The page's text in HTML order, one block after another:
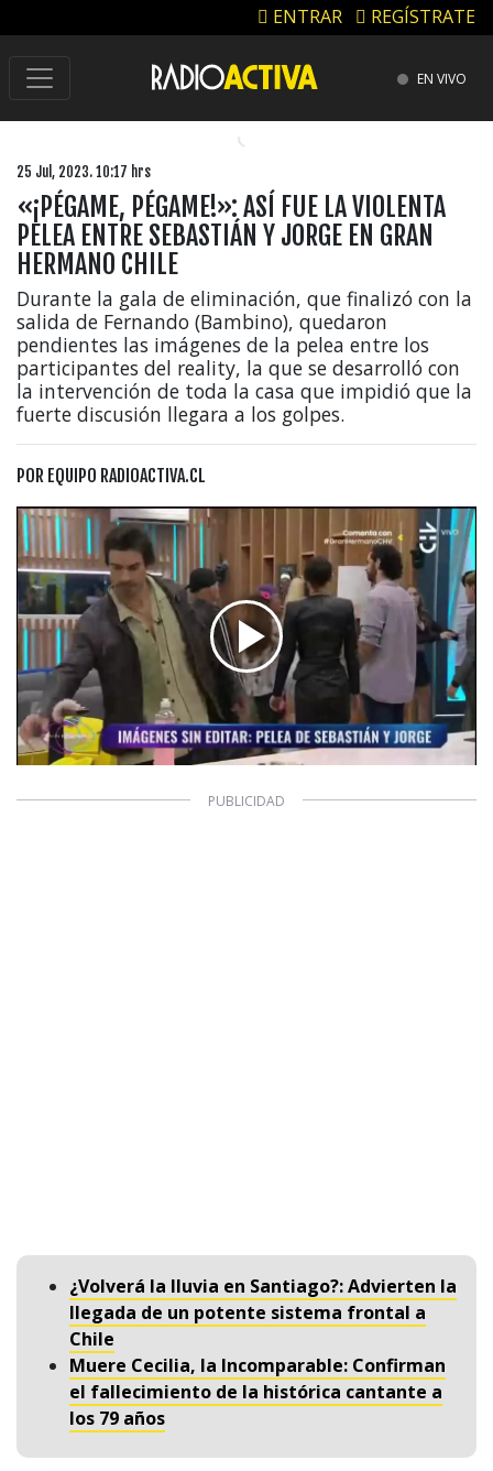
ENTRAR REGÍSTRATE
EN VIVO
25 Jul, 2023. 10:17 hrs
«¡PÉGAME, PÉGAME!»: ASÍ FUE LA VIOLENTA
PELEA ENTRE SEBASTIÁN Y JORGE EN GRAN
HERMANO CHILE
Durante la gala de eliminación, que finalizó con la
salida de Fernando (Bambino), quedaron
pendientes las imágenes de la pelea entre los
participantes del reality, la que se desarrolló con
la intervención de toda la casa que impidió que la
fuerte discusión llegara a los golpes.
POR EQUIPO RADIOACTIVA.CL
¿Volverá la lluvia en Santiago?: Advierten la
llegada de un potente sistema frontal a
Chile
Muere Cecilia, la Incomparable: Confirman
el fallecimiento de la histórica cantante a
los 79 años